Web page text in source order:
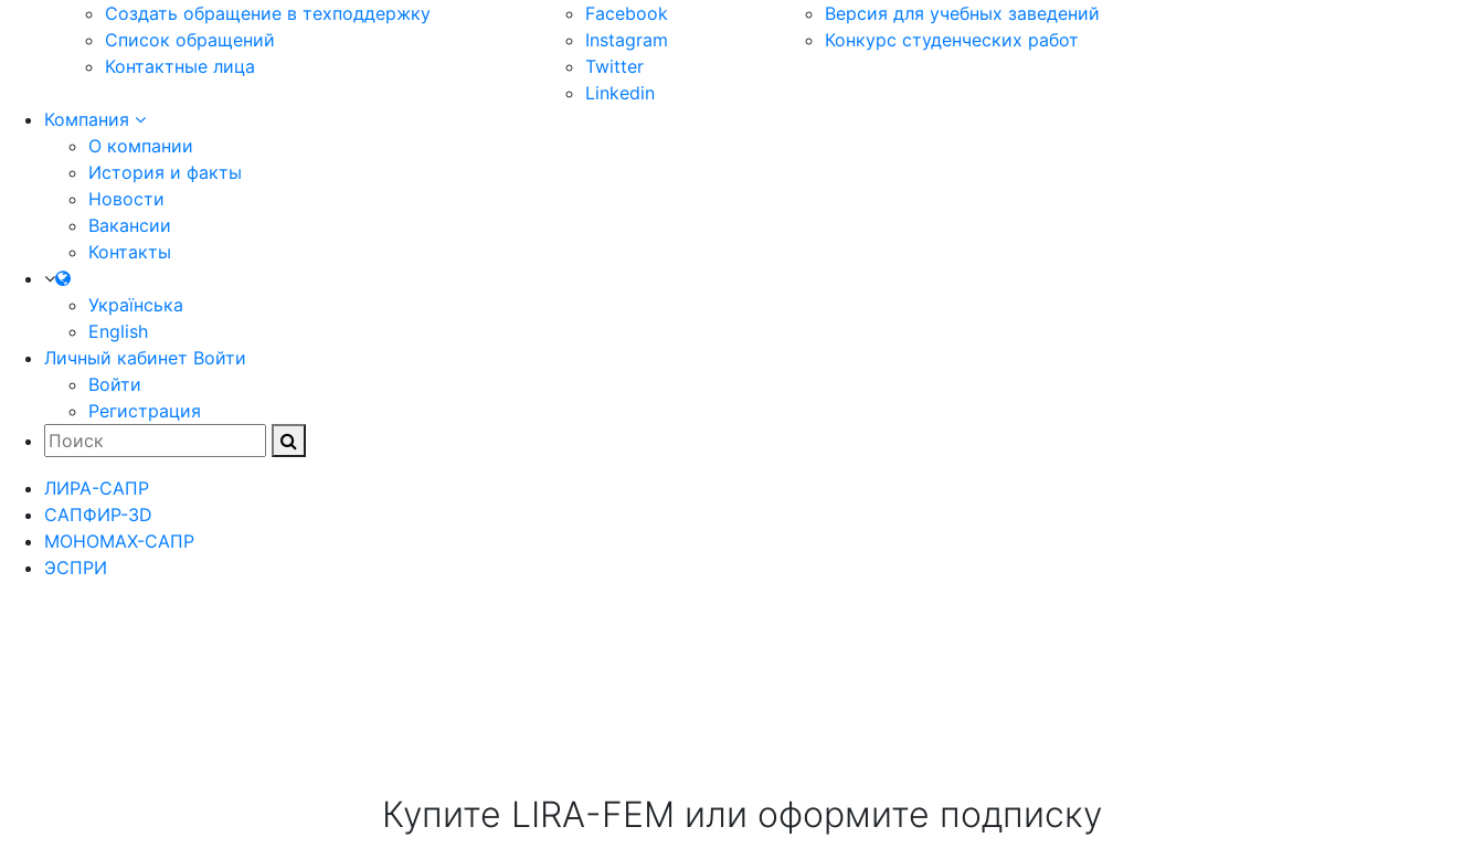
Создать обращение в техподдержку
Список обращений
Контактные лица
Facebook
Instagram
Twitter
Linkedin
Версия для учебных заведений
Конкурс студенческих работ
Компания
О компании
История и факты
Новости
Вакансии
Контакты
Українська
English
Личный кабинет Войти
Войти
Регистрация
ЛИРА-САПР
САПФИР-3D
МОНОМАХ-САПР
ЭСПРИ
Купите LIRA-FEM или оформите подписку